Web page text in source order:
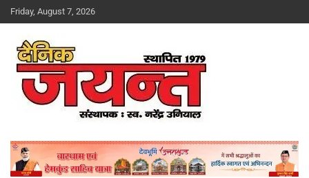
Skip
to
Friday, August 7, 2026
Dainik Jayant